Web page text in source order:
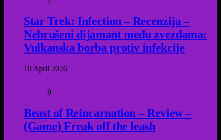
Star Trek: Infection – Recenzija –
Nebrušeni dijamant među zvezdama:
Vulkanska borba protiv infekcije
10 April 2026
9
Beast of Reincarnation – Review –
(Game) Freak off the leash